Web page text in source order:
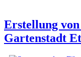
Erstellung
Gartenstadt